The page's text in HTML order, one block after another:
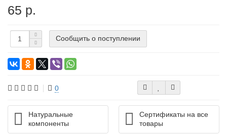
65 р.
Сообщить о поступлении
0
Натуральные
компоненты
Сертификаты на все
товары